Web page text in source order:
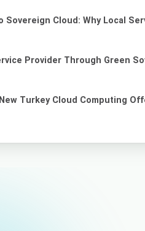
Sovereign Cloud: Why Local
Provider Through Green
Turkey Cloud Computing